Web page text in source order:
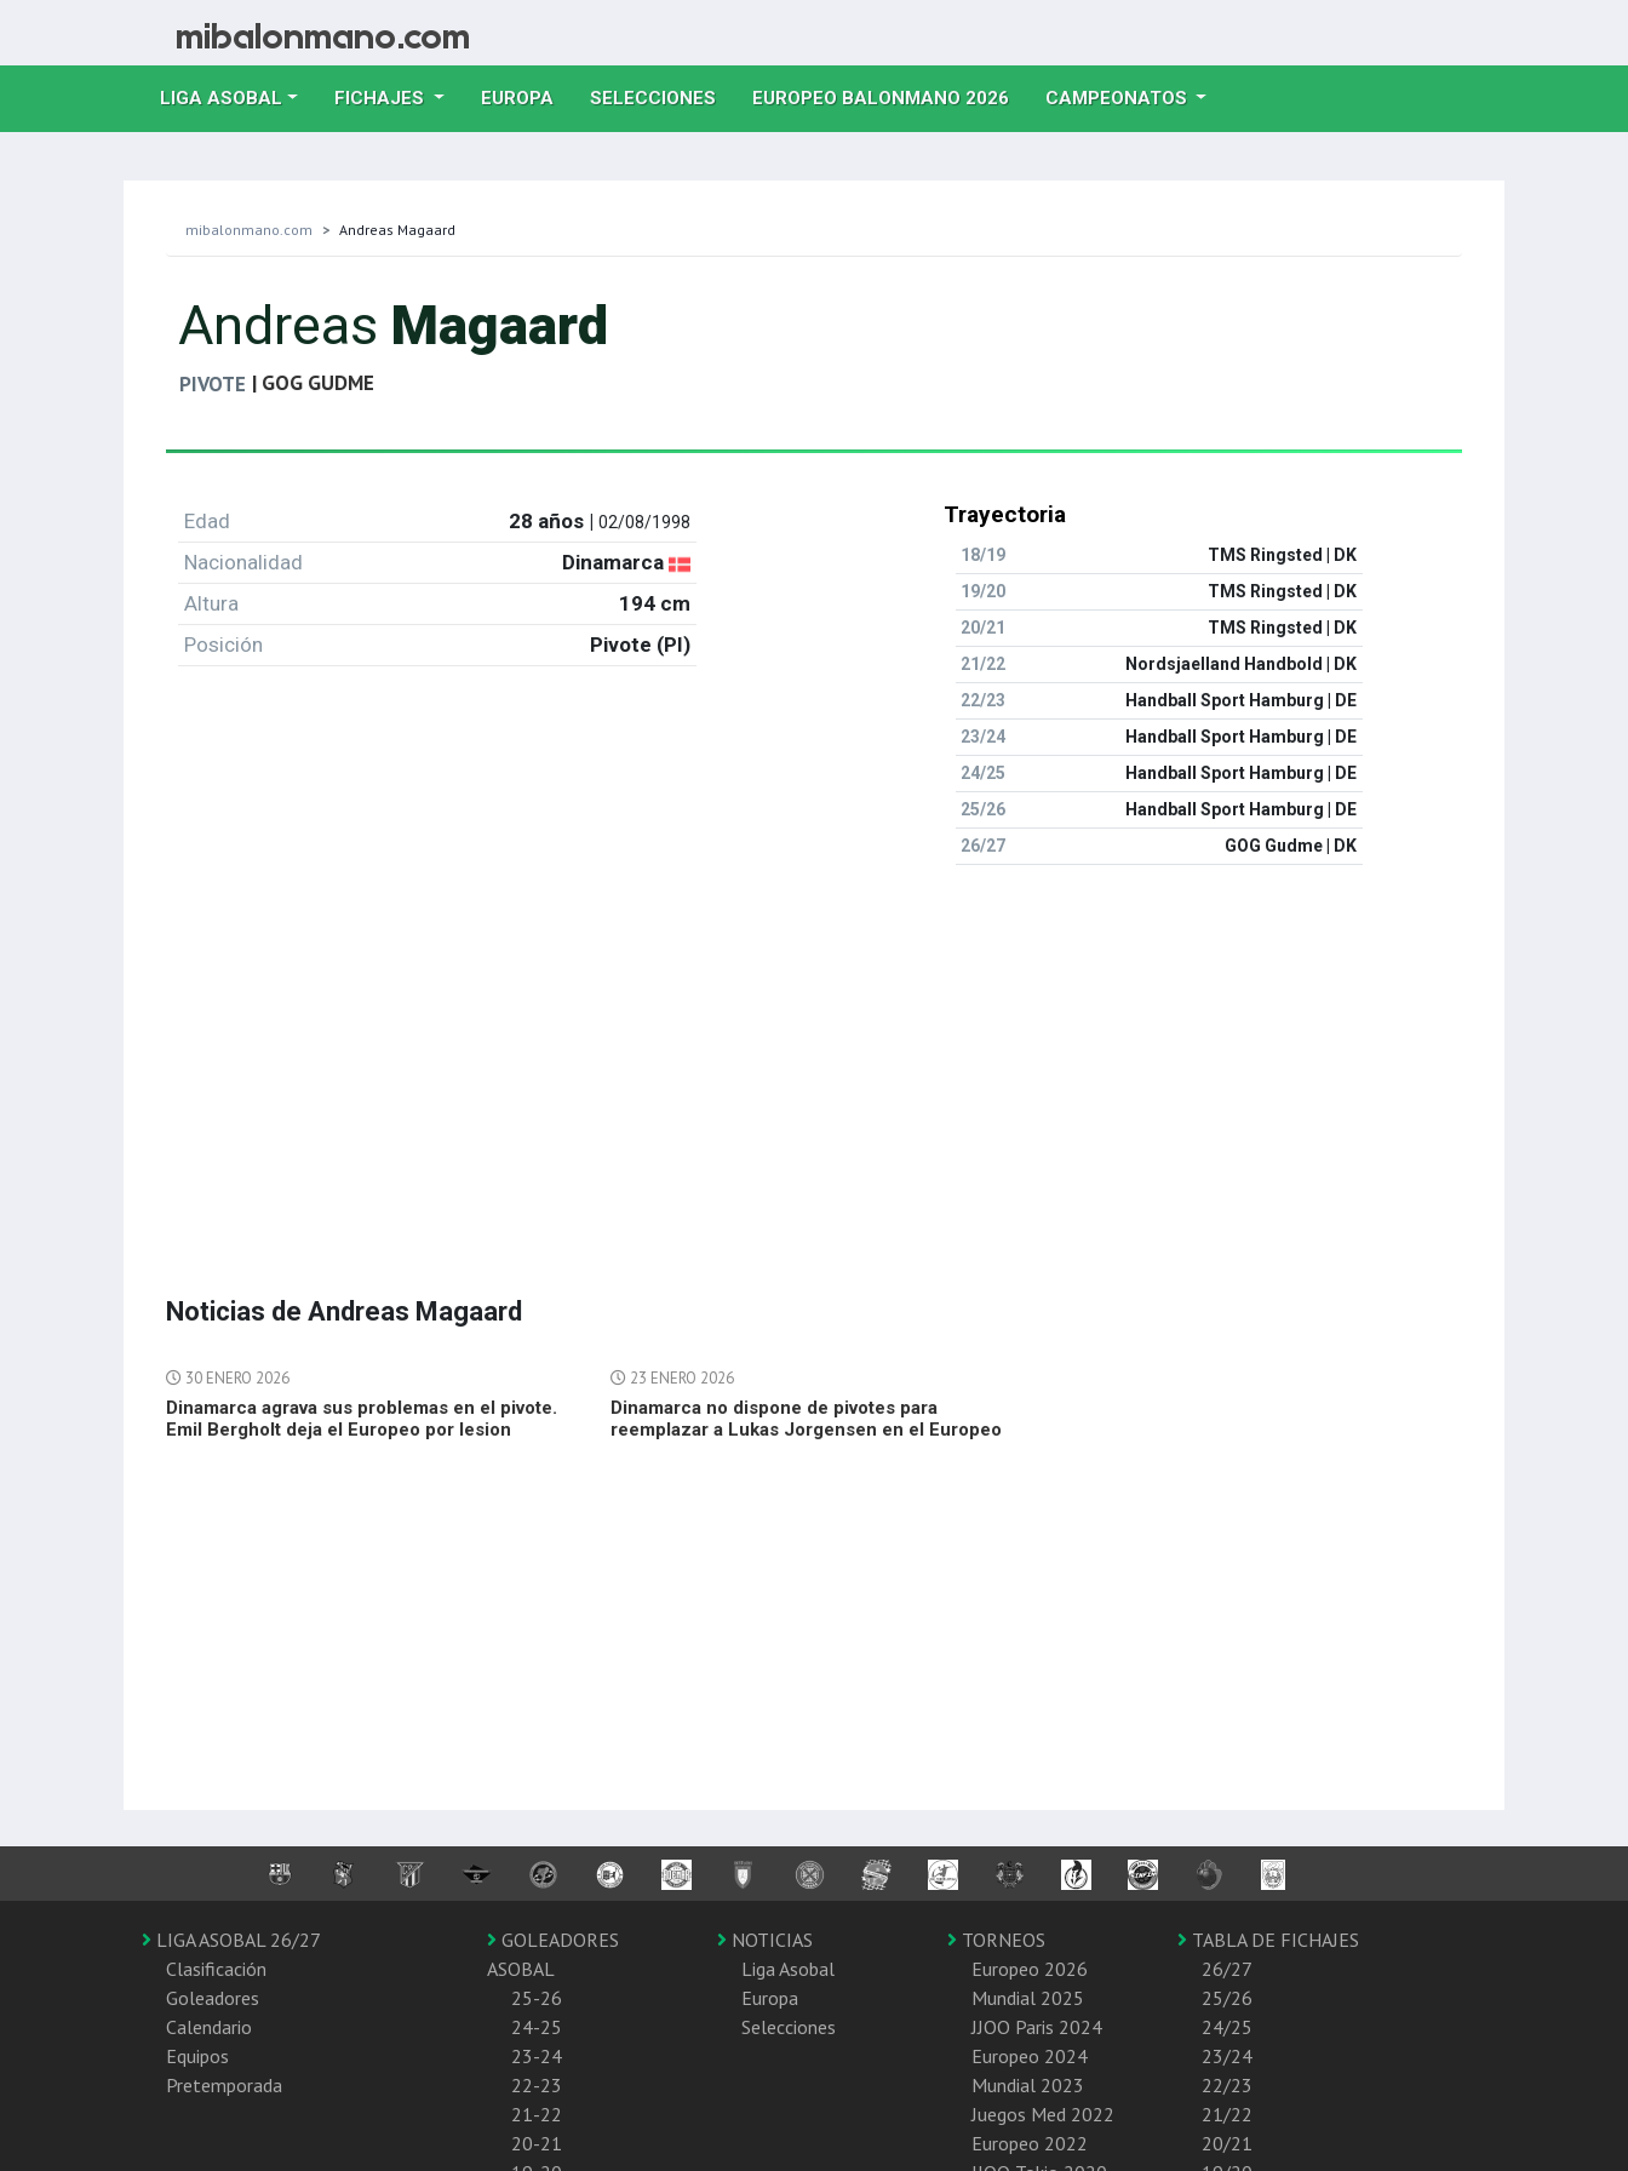
LIGA ASOBAL FICHAJES EUROPA(CURRENT)
SELECCIONES(CURRENT)
EUROPEO BALONMANO 2026(CURRENT)
CAMPEONATOS
mibalonmano.com Andreas Magaard
Andreas Magaard
PIVOTE | GOG GUDME
Edad 28 años |02/08/1998
Nacionalidad
Dinamarca
Altura
194 cm
Posición
Pivote (PI)
Trayectoria
18/19
TMS Ringsted | DK
19/20
TMS Ringsted | DK
20/21
TMS Ringsted | DK
21/22
Nordsjaelland Handbold | DK
22/23
Handball Sport Hamburg | DE
23/24
Handball Sport Hamburg | DE
24/25
Handball Sport Hamburg | DE
25/26
Handball Sport Hamburg | DE
26/27
GOG Gudme | DK
Noticias de Andreas Magaard
30 ENERO 2026
Dinamarca agrava sus problemas en el pivote.
Emil Bergholt deja el Europeo por lesion
23 ENERO 2026
Dinamarca no dispone de pivotes para
reemplazar a Lukas Jorgensen en el Europeo
LIGA ASOBAL 26/27
Clasificación
Goleadores
Calendario
Equipos
Pretemporada
GOLEADORES
ASOBAL
25-26
24-25
23-24
22-23
21-22
20-21
NOTICIAS
Liga Asobal
Europa
Selecciones
TORNEOS
Europeo 2026
Mundial 2025
JJOO Paris 2024
Europeo 2024
Mundial 2023
Juegos Med 2022
Europeo 2022
TABLA DE FICHAJES
26/27
25/26
24/25
23/24
22/23
21/22
20/21